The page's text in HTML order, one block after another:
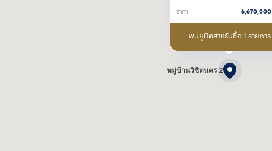
หมู่บ้านวิชิตนคร 2
ราคา 6,670,000
พบยูนิตสำหรับซื้อ 1 รายการ